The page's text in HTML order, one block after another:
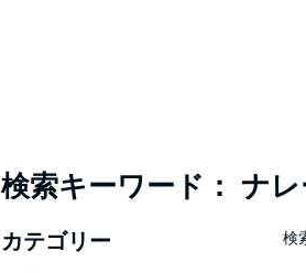
検索キーワード： ナ
カテゴリー 検